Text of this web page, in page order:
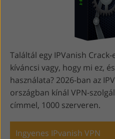
Találtál egy IPVanish
kíváncsi vagy, hogy mi ez,
használata? 2026-ban az
országban kínál VPN-
címmel, 1000 szerveren.
Ingyenes IPvanish VPN